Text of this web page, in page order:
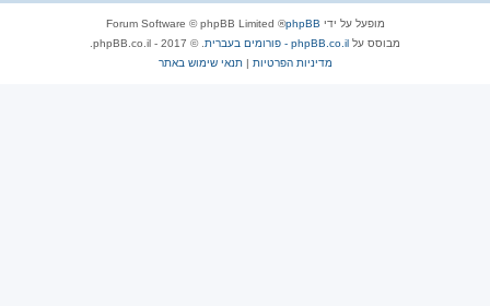
מופעל על ידי phpBB
® Forum Software © phpBB Limited
מבוסס על phpBB.co.il - פורומים בעברית
. © 2017 - phpBB.co.il.
מדיניות הפרטיות |תנאי שימוש באתר